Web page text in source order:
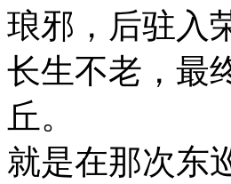
琅邪，后驻入
长生不老，最
丘。
就是在那次东